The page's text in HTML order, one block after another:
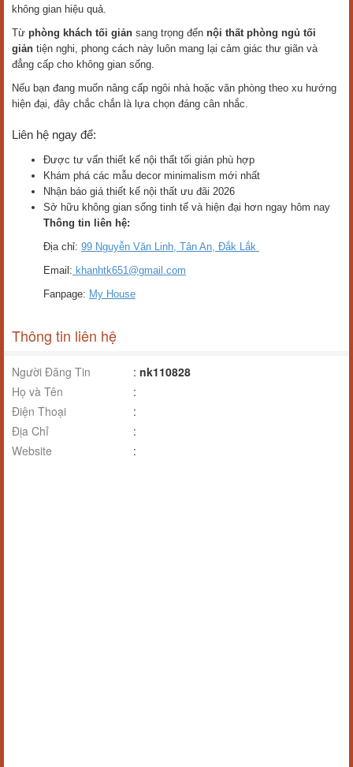
không gian hiệu quả.
Từ phòng khách tối giản sang trọng đến nội thất phòng ngủ tối
giản tiện nghi, phong cách này luôn mang lại cảm giác thư giãn và
đẳng cấp cho không gian sống.
Nếu bạn đang muốn nâng cấp ngôi nhà hoặc văn phòng theo xu hướng
hiện đại, đây chắc chắn là lựa chọn đáng cân nhắc.
Liên hệ ngay để:
Được tư vấn thiết kế nội thất tối giản phù hợp
Khám phá các mẫu decor minimalism mới nhất
Nhận báo giá thiết kế nội thất ưu đãi 2026
Sở hữu không gian sống tinh tế và hiện đại hơn ngay hôm nay
Thông tin liên hệ:
Địa chỉ: 99 Nguyễn Văn Linh, Tân An, Đắk Lắk
Email: khanhtk651@gmail.com
Fanpage: My House
Thông tin liên hệ
Người Đăng Tin : nk110828
Họ và Tên
:
Điện Thoại
:
Địa Chỉ
:
Website
: